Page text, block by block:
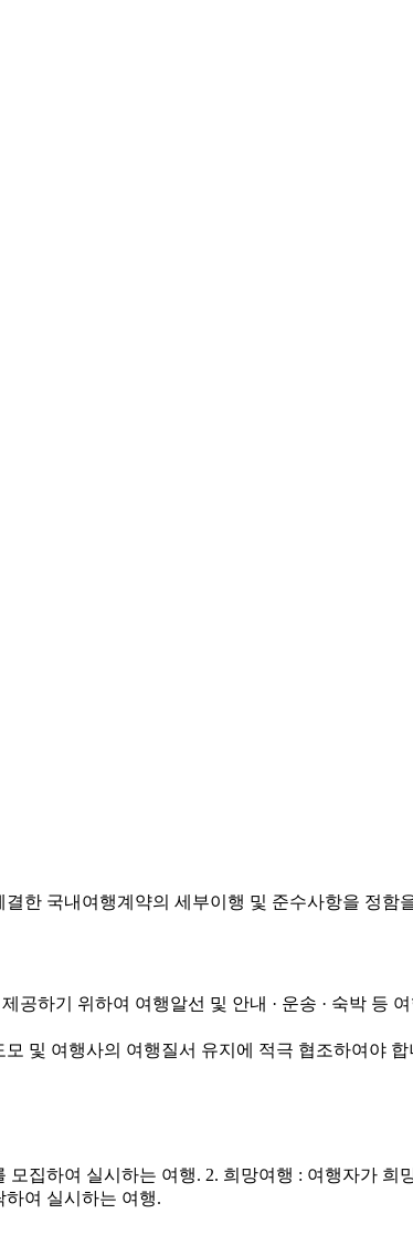
한 국내여행계약의 세부이행 및 준수사항을 정함
하기 위하여 여행알선 및 안내 · 운송 · 숙박 등
및 여행사의 여행질서 유지에 적극 협조하여야 합
집하여 실시하는 여행. 2. 희망여행 : 여행자가
여 실시하는 여행.